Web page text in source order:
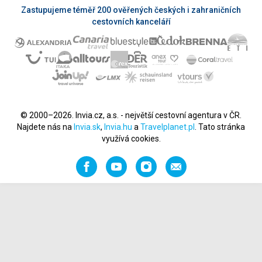
Zastupujeme téměř 200 ověřených českých i zahraničních
cestovních kanceláří
© 2000–2026. Invia.cz, a.s. - největší cestovní agentura v ČR.
Najdete nás na Invia.sk, Invia.hu a Travelplanet.pl
. Tato stránka
využívá cookies.
FacebookYouTubeInstagramNapište
nám